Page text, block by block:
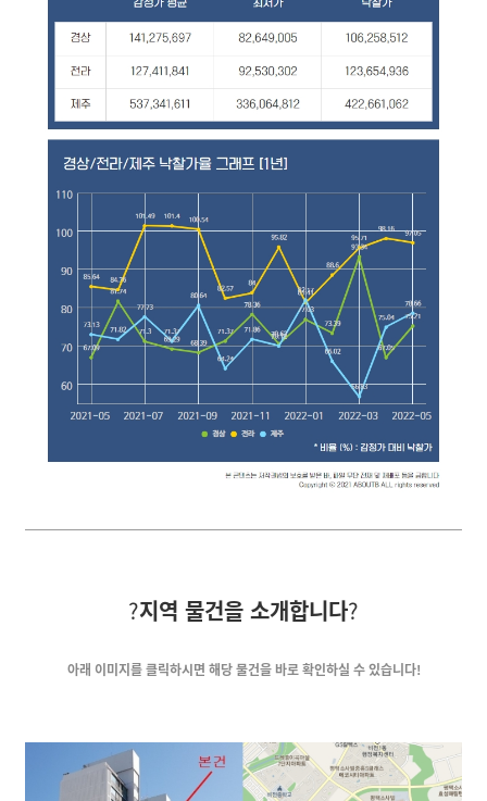
?지역 물건을 소개합니다?
아래 이미지를 클릭하시면 해당 물건을 바로 확인하실 수 있습니다!